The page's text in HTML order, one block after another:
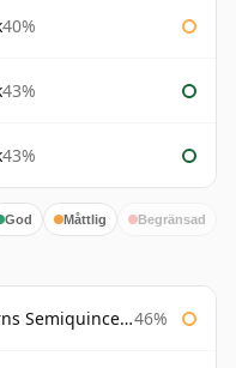
40%
43%
43%
God Måttlig Begränsad
46%